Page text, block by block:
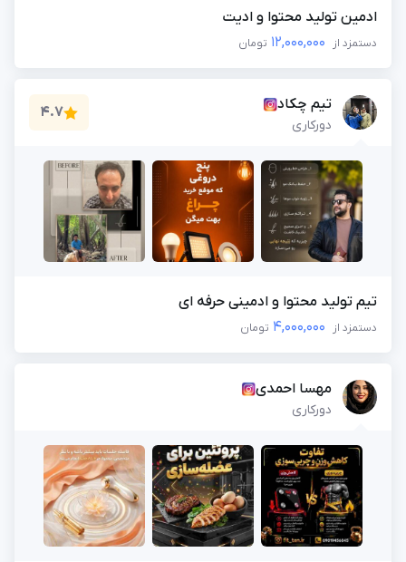
ادمین تولید محتوا و ادیت
دستمزد از 12,000,000 تومان
تیم چکاد
دورکاری
4.7
تیم تولید محتوا و ادمینی حرفه ای
دستمزد از 4,000,000 تومان
مهسا احمدی
دورکاری